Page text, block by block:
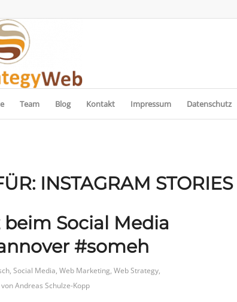
Team Blog Kontakt Impressum Datenschutz
INSTAGRAM STORIES
Social Media
#someh
, Social Media, Web Marketing, Web Strategy,
vonAndreas Schulze-Kopp